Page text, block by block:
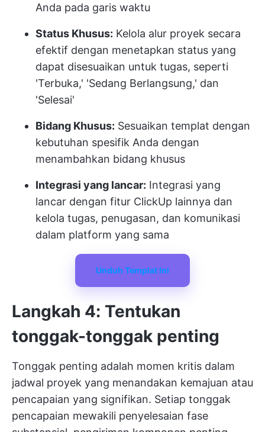
Anda pada garis waktu
Status Khusus: Kelola alur proyek secara
efektif dengan menetapkan status yang
dapat disesuaikan untuk tugas, seperti
'Terbuka,' 'Sedang Berlangsung,' dan
'Selesai'
Bidang Khusus: Sesuaikan templat dengan
kebutuhan spesifik Anda dengan
menambahkan bidang khusus
Integrasi yang lancar: Integrasi yang
lancar dengan fitur ClickUp lainnya dan
kelola tugas, penugasan, dan komunikasi
dalam platform yang sama
Unduh Templat Ini
Langkah 4: Tentukan
tonggak-tonggak penting
Tonggak penting adalah momen kritis dalam
jadwal proyek yang menandakan kemajuan atau
pencapaian yang signifikan. Setiap tonggak
pencapaian mewakili penyelesaian fase